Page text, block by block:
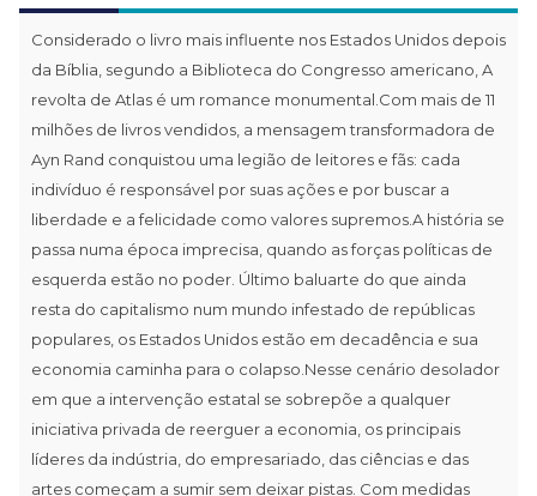
Considerado o livro mais influente nos Estados Unidos depois
da Bíblia, segundo a Biblioteca do Congresso americano, A
revolta de Atlas é um romance monumental.Com mais de 11
milhões de livros vendidos, a mensagem transformadora de
Ayn Rand conquistou uma legião de leitores e fãs: cada
indivíduo é responsável por suas ações e por buscar a
liberdade e a felicidade como valores supremos.A história se
passa numa época imprecisa, quando as forças políticas de
esquerda estão no poder. Último baluarte do que ainda
resta do capitalismo num mundo infestado de repúblicas
populares, os Estados Unidos estão em decadência e sua
economia caminha para o colapso.Nesse cenário desolador
em que a intervenção estatal se sobrepõe a qualquer
iniciativa privada de reerguer a economia, os principais
líderes da indústria, do empresariado, das ciências e das
artes começam a sumir sem deixar pistas. Com medidas